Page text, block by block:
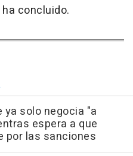
concluido.
ya solo negocia "a
espera a que
por las sanciones